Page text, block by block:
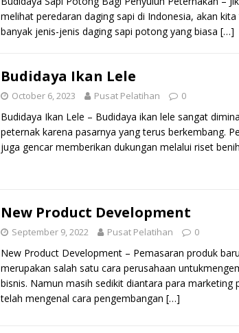
melihat peredaran daging sapi di Indonesia, akan
banyak jenis-jenis daging sapi potong yang biasa […]
Budidaya Ikan Lele
October 6, 2023 Pusat Pelatihan 0
Budidaya Ikan Lele – Budidaya ikan lele sangat
peternak karena pasarnya yang terus berkembang.
juga gencar memberikan dukungan melalui riset
New Product Development
September 9, 2022 Pusat Pelatihan 0
New Product Development – Pemasaran produk baru
merupakan salah satu cara perusahaan
bisnis. Namun masih sedikit diantara para marketing
telah mengenal cara pengembangan […]